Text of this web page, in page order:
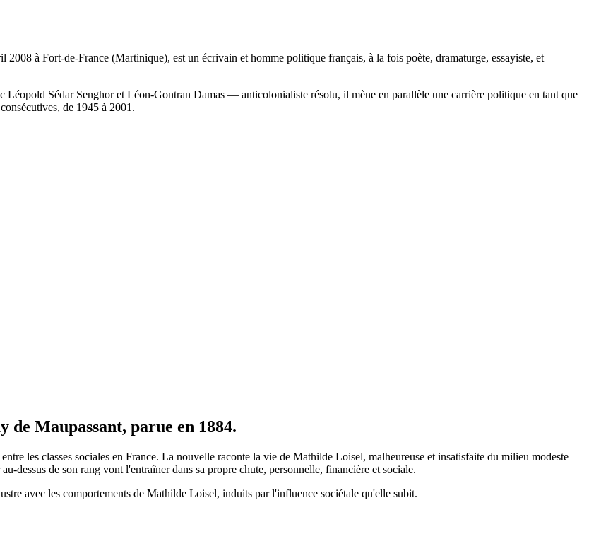
à Fort-de-France (Martinique), est un écrivain et homme politique français, à la fois poète, dramaturge, essayiste, et
Sédar Senghor et Léon-Gontran Damas — anticolonialiste résolu, il mène en parallèle une carrière politique en tant que
de 1945 à 2001.
Maupassant, parue en 1884.
les classes sociales en France. La nouvelle raconte la vie de Mathilde Loisel, malheureuse et insatisfaite du milieu modeste
dessus de son rang vont l'entraîner dans sa propre chute, personnelle, financière et sociale.
avec les comportements de Mathilde Loisel, induits par l'influence sociétale qu'elle subit.